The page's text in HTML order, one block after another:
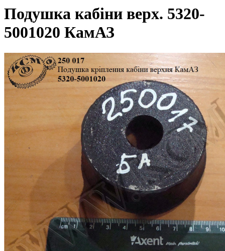
Подушка кабіни верх. 5320-
5001020 КамАЗ